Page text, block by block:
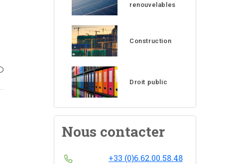
renouvelables
Construction
Droit public
Nous contacter
+33 (0)6.62.00.58.48